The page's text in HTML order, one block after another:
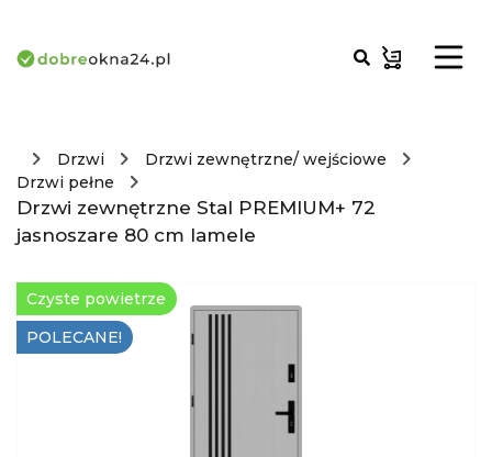
Drzwi
Drzwi zewnętrzne/ wejściowe
Drzwi pełne
Drzwi zewnętrzne Stal PREMIUM+ 72
jasnoszare 80 cm lamele
Czyste powietrze
POLECANE!